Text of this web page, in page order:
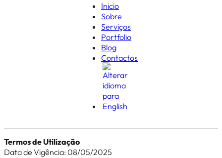
Inicio
Sobre
Serviços
Portfolio
Blog
Contactos
Termos de Utilização
Data de Vigência: 08/05/2025